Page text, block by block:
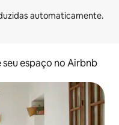
seu espaço no Airbnb